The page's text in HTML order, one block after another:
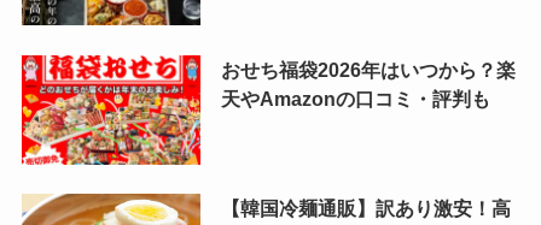
おせち福袋2026年はいつから？楽
天やAmazonの口コミ・評判も
【韓国冷麺通販】訳あり激安！高